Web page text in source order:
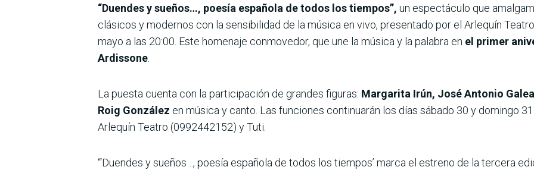
“Duendes y sueños…, poesía española de todos los tiempos”, un espectáculo que
clásicos y modernos con la sensibilidad de la música en vivo, presentado por el Arlequín
mayo a las 20:00. Este homenaje conmovedor, que une la música y la palabra en el primer
Ardissone
La puesta cuenta con la participación de grandes figuras: Margarita Irún, José Antonio
Roig González en música y canto. Las funciones continuarán los días sábado 30 y domingo
Arlequín Teatro (0992442152) y Tuti.
“‘Duendes y sueños…, poesía española de todos los tiempos’ marca el estreno de la tercera